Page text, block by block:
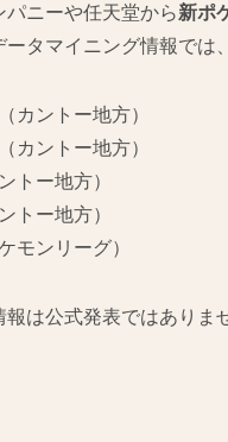
ニーや任天堂から新ポ
タマイニング情報では
（カントー地方）
（カントー地方）
トー地方）
トー地方）
モンリーグ）
は公式発表ではありま